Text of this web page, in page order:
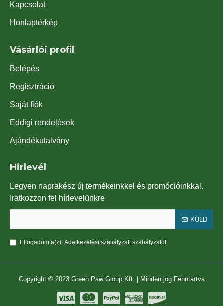
Kapcsolat
Honlaptérkép
Vásárlói profil
Belépés
Regisztráció
Saját fiók
Eddigi rendelések
Ajándékutalvány
Hirlevél
Legyen naprakész új termékeinkkel és promócióinkkal.
Iratkozzon fel hírlevelünkre
KÜLD
Elfogadom a(z) Adatkezelési szabályzat szabályzatot.
Copyright © 2023 Green Paw Group Kft. | Minden jog Fenntartva